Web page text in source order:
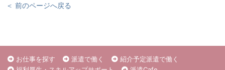
＜ 前のページへ戻る
お仕事を探す 派遣で働く
紹介予定派遣で働く